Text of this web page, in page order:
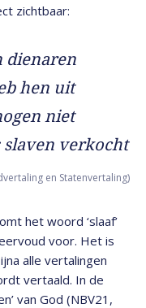
zichtbaar:
dienaren
hen uit
niet
verkocht
en Statenvertaling)
het woord ‘slaaf’
voor. Het is
alle vertalingen
vertaald. In de
van God (NBV21,